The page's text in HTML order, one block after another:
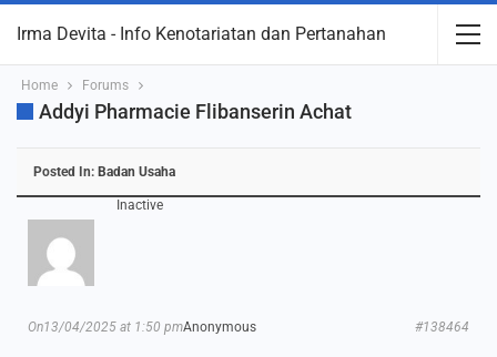
Irma Devita - Info Kenotariatan dan Pertanahan
Home Forums
Addyi Pharmacie Flibanserin Achat
Posted In: Badan Usaha
Inactive
Anonymous
On13/04/2025 at 1:50 pm #138464